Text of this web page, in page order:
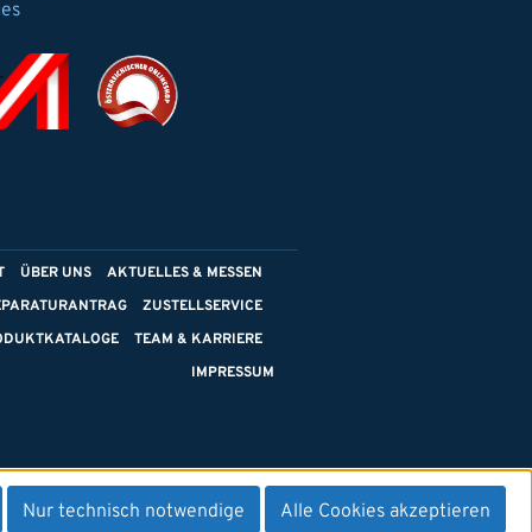
ÜBER UNS
AKTUELLES & MESSEN
ZUSTELLSERVICE
TEAM & KARRIERE
IMPRESSUM
Nur technisch notwendige Alle Cookies akzeptieren